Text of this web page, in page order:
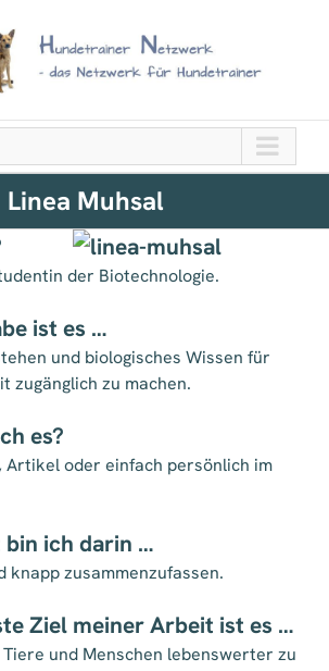
Linea Muhsal
der Biotechnologie.
ist es …
und biologisches Wissen für
zugänglich zu machen.
es?
Artikel oder einfach persönlich im
ich darin …
knapp zusammenzufassen.
Ziel meiner Arbeit ist es …
und Menschen lebenswerter zu